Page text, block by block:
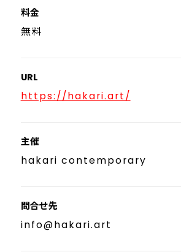
料金
無料
URL
https://hakari.art/
主催
hakari contemporary
問合せ先
info@hakari.art